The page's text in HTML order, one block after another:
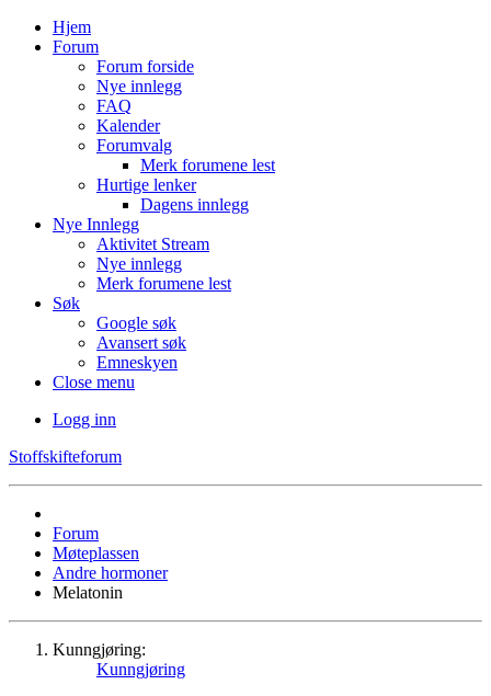
Hjem
Forum
Forum forside
Nye innlegg
FAQ
Kalender
Forumvalg
Merk forumene lest
Hurtige lenker
Dagens innlegg
Nye Innlegg
Aktivitet Stream
Nye innlegg
Merk forumene lest
Søk
Google søk
Avansert søk
Emneskyen
Close menu
Logg inn
Stoffskifteforum
Forum
Møteplassen
Andre hormoner
Melatonin
Kunngjøring:
Kunngjøring